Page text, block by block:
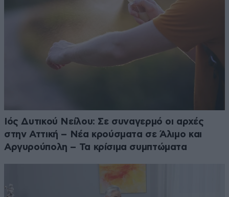
Ιός Δυτικού Νείλου: Σε συναγερμό οι αρχές
στην Αττική – Νέα κρούσματα σε Άλιμο και
Αργυρούπολη – Τα κρίσιμα συμπτώματα